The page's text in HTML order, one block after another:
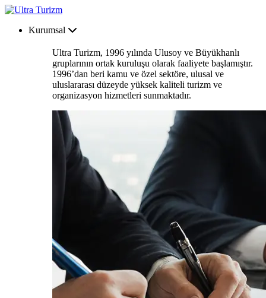
Kurumsal
Ultra Turizm, 1996 yılında Ulusoy ve Büyükhanlı
gruplarının ortak kuruluşu olarak faaliyete başlamıştır.
1996’dan beri kamu ve özel sektöre, ulusal ve
uluslararası düzeyde yüksek kaliteli turizm ve
organizasyon hizmetleri sunmaktadır.